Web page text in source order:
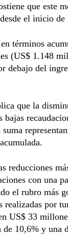
que este
el inicio de
términos
(US$ 1.148
debajo del
que la
bajas
suma
reducciones
con una
el rubro más
realizadas por
US$ 33
10,6% y una